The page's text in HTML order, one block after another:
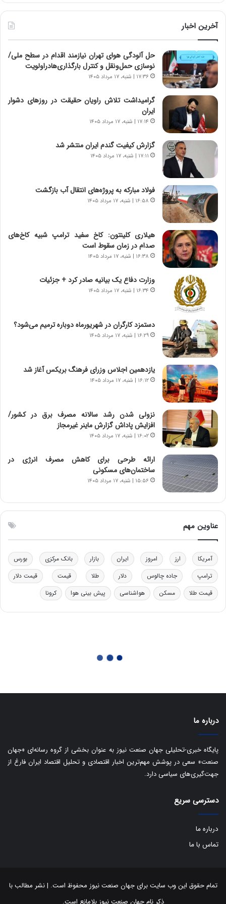
ر
ط
ا
ر
ی
ا
ر
ن
،
گ
ا
ز
ا
ی
ج
ن
ن
ت
س
ت
ر
م
ق
ب
ل
چ
ی
ن
ر
ت
ی
ا
ی
آخرین اخبار
حل آلودگی هوای تهران نیازمند اقدام در سطح ملی/
نوسازی حمل‌ونقل و کنترل بارگذاری‌هادراولویت
۱۷:۳۶ | شنبه، ۱۷ مرداد ۱۴۰۵
گرامیداشت تلاش راویان حقیقت در روزهای دشوار
ایران
۱۷:۱۴ | شنبه، ۱۷ مرداد ۱۴۰۵
گزارش کیفیت گندم ایران منتشر شد
۱۷:۱۱ | شنبه، ۱۷ مرداد ۱۴۰۵
فولاد مبارکه به پروژه‌های انتقال آب بازگشت
۱۶:۵۸ | شنبه، ۱۷ مرداد ۱۴۰۵
هیلاری کلینتون: کاخ سفید ترامپ شبیه کاخ‌های
صدام در زمان سقوط است
۱۶:۳۸ | شنبه، ۱۷ مرداد ۱۴۰۵
وزارت دفاع یک بیانیه صادر کرد + جزئیات
۱۶:۳۴ | شنبه، ۱۷ مرداد ۱۴۰۵
دستمزد کارگران در شهریورماه دوباره ترمیم می‌شود؟
۱۶:۲۹ | شنبه، ۱۷ مرداد ۱۴۰۵
یازدهمین اجلاس وزرای فرهنگ بریکس آغاز شد
۱۶:۱۲ | شنبه، ۱۷ مرداد ۱۴۰۵
نزولی شدن رشد سالانه مصرف برق در کشور/
افزایش پاداش گزارش ماینر غیرمجاز
۱۶:۰۲ | شنبه، ۱۷ مرداد ۱۴۰۵
ارائه طرحی برای کاهش مصرف انرژی در
ساختمان‌های مسکونی
۱۵:۵۶ | شنبه، ۱۷ مرداد ۱۴۰۵
عناوین مهم
آمریکا ارز امروز ایران بازار بانک مرکزی
بورس
ترامپ
جاده چالوس دلار طلا قیمت
قیمت دلار
قیمت طلا
مسکن هواشناسی پیش بینی هوا کرونا
درباره ما
پایگاه خبری-تحلیلی جهان صنعت نیوز به عنوان بخشی از گروه رسانه‌ای «جهان
صنعت» سعی در پوشش مهم‌ترین اخبار اقتصادی و تحلیل اقتصاد ایران فارغ از
جهت‌گیری‌های سیاسی دارد.
دسترسی سریع
درباره ما
تماس با ما
تمام حقوق این وب سایت برای جهان صنعت نیوز محفوظ است. | نشر مطالب با